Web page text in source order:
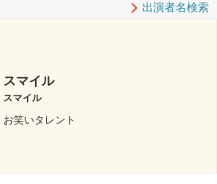
出演者名検索
スマイル
スマイル
お笑いタレント